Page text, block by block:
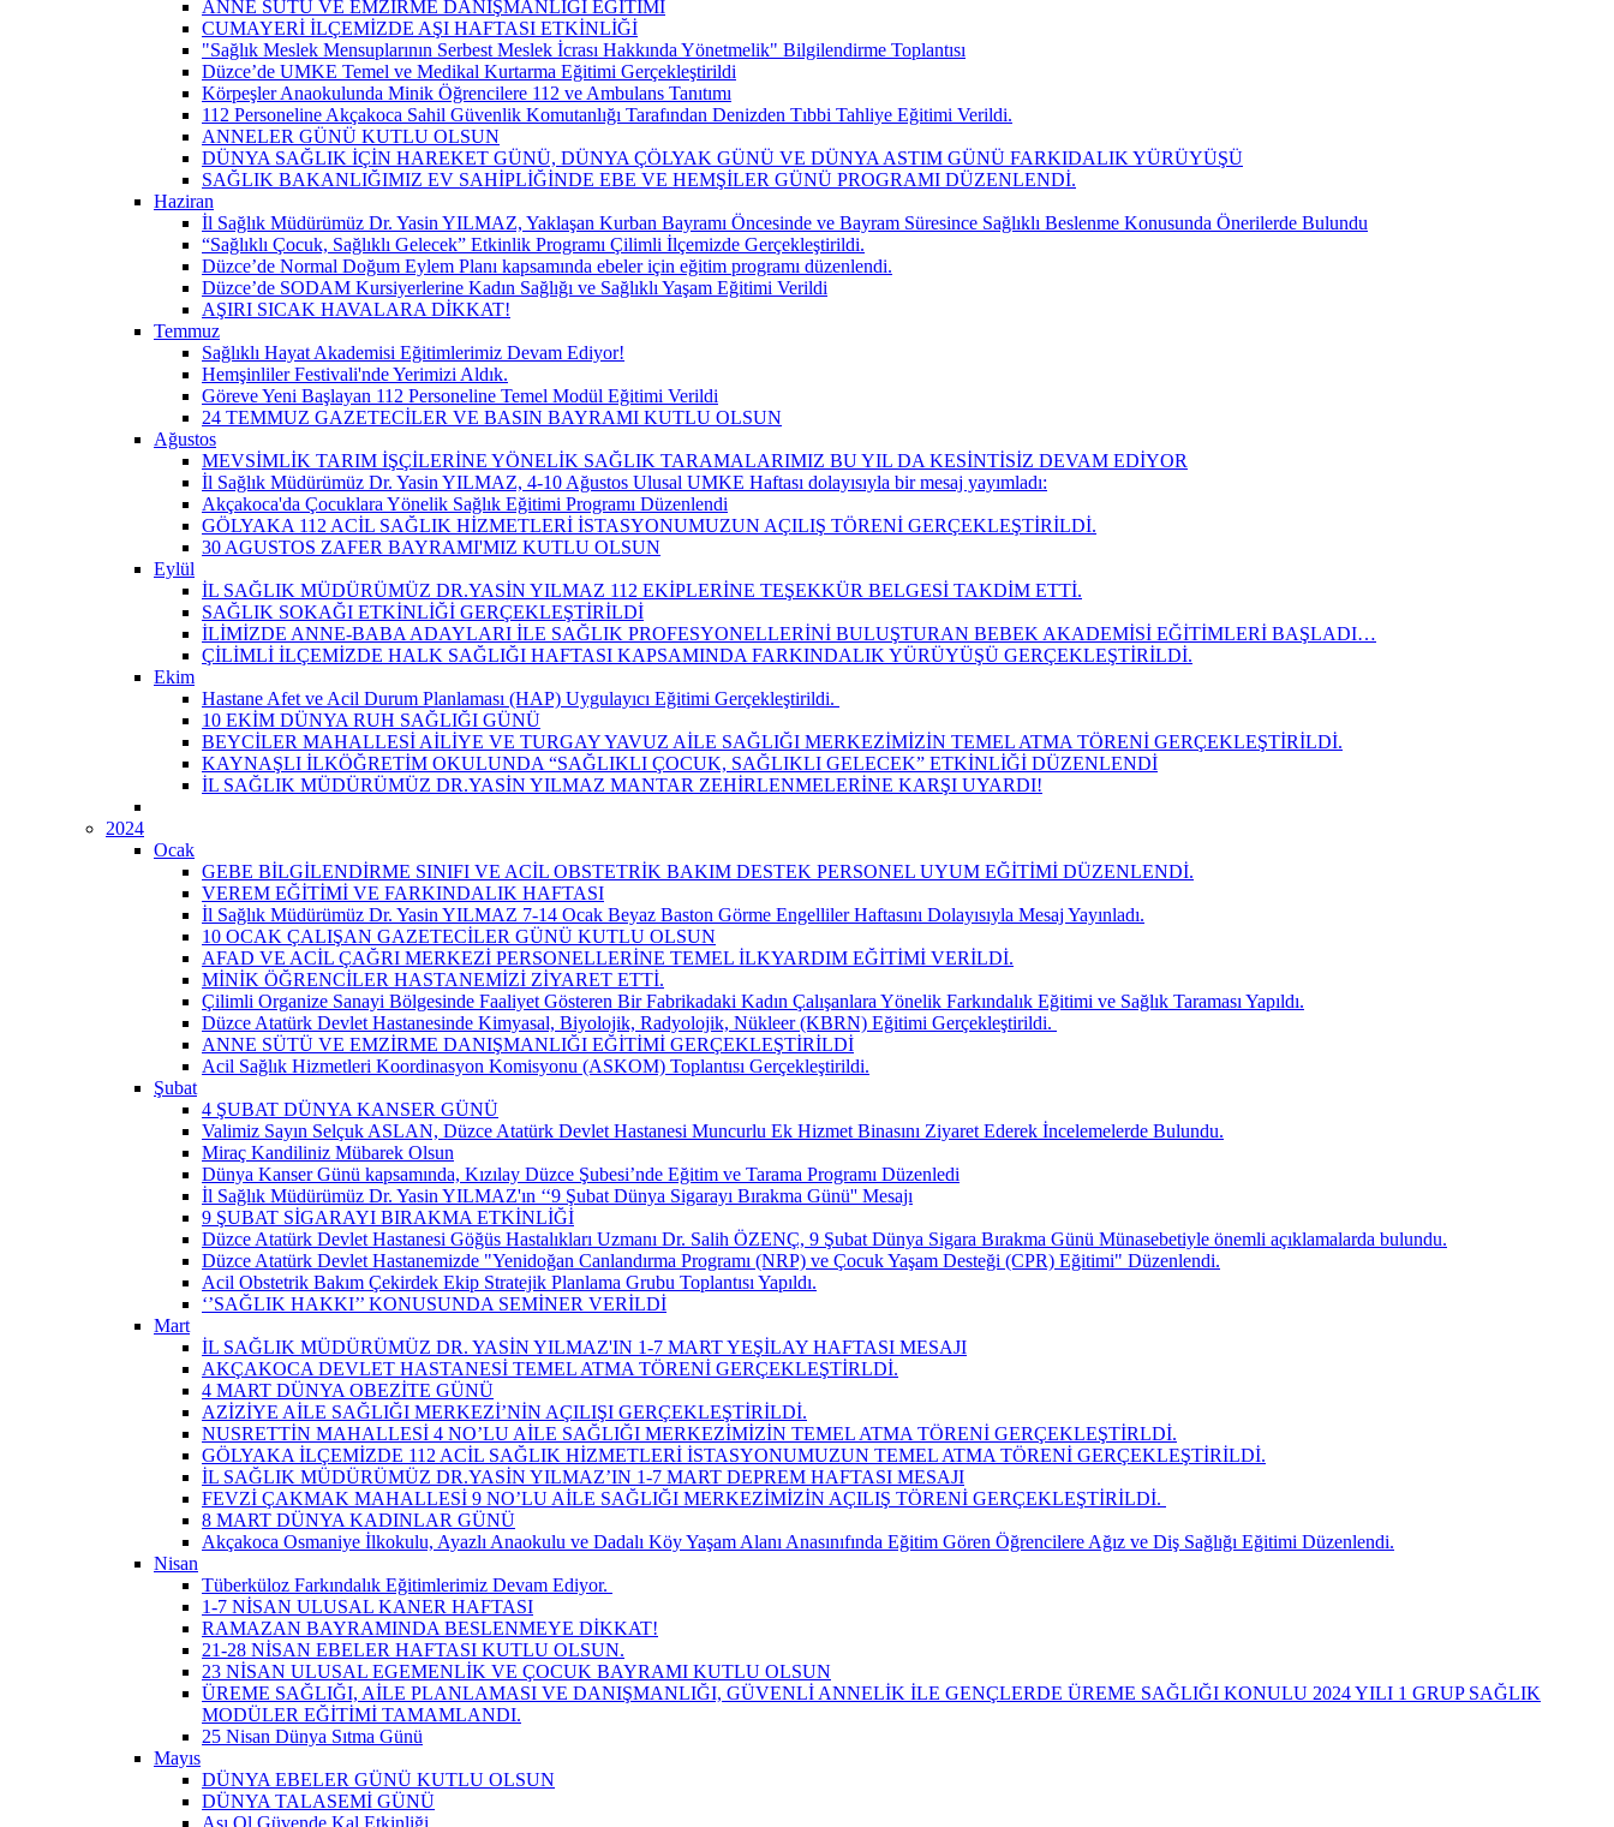
ANNE SÜTÜ VE EMZİRME DANIŞMANLIĞI EĞİTİMİ
CUMAYERİ İLÇEMİZDE AŞI HAFTASI ETKİNLİĞİ
"Sağlık Meslek Mensuplarının Serbest Meslek İcrası Hakkında Yönetmelik" Bilgilendirme Toplantısı
Düzce’de UMKE Temel ve Medikal Kurtarma Eğitimi Gerçekleştirildi
Körpeşler Anaokulunda Minik Öğrencilere 112 ve Ambulans Tanıtımı
112 Personeline Akçakoca Sahil Güvenlik Komutanlığı Tarafından Denizden Tıbbi Tahliye Eğitimi Verildi.
ANNELER GÜNÜ KUTLU OLSUN
DÜNYA SAĞLIK İÇİN HAREKET GÜNÜ, DÜNYA ÇÖLYAK GÜNÜ VE DÜNYA ASTIM GÜNÜ FARKIDALIK YÜRÜYÜŞÜ
SAĞLIK BAKANLIĞIMIZ EV SAHİPLİĞİNDE EBE VE HEMŞİLER GÜNÜ PROGRAMI DÜZENLENDİ.
Haziran
İl Sağlık Müdürümüz Dr. Yasin YILMAZ, Yaklaşan Kurban Bayramı Öncesinde ve Bayram Süresince Sağlıklı Beslenme Konusunda Önerilerde Bulundu
“Sağlıklı Çocuk, Sağlıklı Gelecek” Etkinlik Programı Çilimli İlçemizde Gerçekleştirildi.
Düzce’de Normal Doğum Eylem Planı kapsamında ebeler için eğitim programı düzenlendi.
Düzce’de SODAM Kursiyerlerine Kadın Sağlığı ve Sağlıklı Yaşam Eğitimi Verildi
AŞIRI SICAK HAVALARA DİKKAT!
Temmuz
Sağlıklı Hayat Akademisi Eğitimlerimiz Devam Ediyor!
Hemşinliler Festivali'nde Yerimizi Aldık.
Göreve Yeni Başlayan 112 Personeline Temel Modül Eğitimi Verildi
24 TEMMUZ GAZETECİLER VE BASIN BAYRAMI KUTLU OLSUN
Ağustos
MEVSİMLİK TARIM İŞÇİLERİNE YÖNELİK SAĞLIK TARAMALARIMIZ BU YIL DA KESİNTİSİZ DEVAM EDİYOR
İl Sağlık Müdürümüz Dr. Yasin YILMAZ, 4-10 Ağustos Ulusal UMKE Haftası dolayısıyla bir mesaj yayımladı:
Akçakoca'da Çocuklara Yönelik Sağlık Eğitimi Programı Düzenlendi
GÖLYAKA 112 ACİL SAĞLIK HİZMETLERİ İSTASYONUMUZUN AÇILIŞ TÖRENİ GERÇEKLEŞTİRİLDİ.
30 AGUSTOS ZAFER BAYRAMI'MIZ KUTLU OLSUN
Eylül
İL SAĞLIK MÜDÜRÜMÜZ DR.YASİN YILMAZ 112 EKİPLERİNE TEŞEKKÜR BELGESİ TAKDİM ETTİ.
SAĞLIK SOKAĞI ETKİNLİĞİ GERÇEKLEŞTİRİLDİ
İLİMİZDE ANNE-BABA ADAYLARI İLE SAĞLIK PROFESYONELLERİNİ BULUŞTURAN BEBEK AKADEMİSİ EĞİTİMLERİ BAŞLADI…
ÇİLİMLİ İLÇEMİZDE HALK SAĞLIĞI HAFTASI KAPSAMINDA FARKINDALIK YÜRÜYÜŞÜ GERÇEKLEŞTİRİLDİ.
Ekim
Hastane Afet ve Acil Durum Planlaması (HAP) Uygulayıcı Eğitimi Gerçekleştirildi. ​
10 EKİM DÜNYA RUH SAĞLIĞI GÜNÜ
BEYCİLER MAHALLESİ AİLİYE VE TURGAY YAVUZ AİLE SAĞLIĞI MERKEZİMİZİN TEMEL ATMA TÖRENİ GERÇEKLEŞTİRİLDİ.
KAYNAŞLI İLKÖĞRETİM OKULUNDA “SAĞLIKLI ÇOCUK, SAĞLIKLI GELECEK” ETKİNLİĞİ DÜZENLENDİ
İL SAĞLIK MÜDÜRÜMÜZ DR.YASİN YILMAZ MANTAR ZEHİRLENMELERİNE KARŞI UYARDI!
2024
Ocak
GEBE BİLGİLENDİRME SINIFI VE ACİL OBSTETRİK BAKIM DESTEK PERSONEL UYUM EĞİTİMİ DÜZENLENDİ.
VEREM EĞİTİMİ VE FARKINDALIK HAFTASI
İl Sağlık Müdürümüz Dr. Yasin YILMAZ 7-14 Ocak Beyaz Baston Görme Engelliler Haftasını Dolayısıyla Mesaj Yayınladı.
10 OCAK ÇALIŞAN GAZETECİLER GÜNÜ KUTLU OLSUN
AFAD VE ACİL ÇAĞRI MERKEZİ PERSONELLERİNE TEMEL İLKYARDIM EĞİTİMİ VERİLDİ.
MİNİK ÖĞRENCİLER HASTANEMİZİ ZİYARET ETTİ.
Çilimli Organize Sanayi Bölgesinde Faaliyet Gösteren Bir Fabrikadaki Kadın Çalışanlara Yönelik Farkındalık Eğitimi ve Sağlık Taraması Yapıldı.
Düzce Atatürk Devlet Hastanesinde Kimyasal, Biyolojik, Radyolojik, Nükleer (KBRN) Eğitimi Gerçekleştirildi. ​
ANNE SÜTÜ VE EMZİRME DANIŞMANLIĞI EĞİTİMİ GERÇEKLEŞTİRİLDİ
Acil Sağlık Hizmetleri Koordinasyon Komisyonu (ASKOM) Toplantısı Gerçekleştirildi.
Şubat
4 ŞUBAT DÜNYA KANSER GÜNÜ
Valimiz Sayın Selçuk ASLAN, Düzce Atatürk Devlet Hastanesi Muncurlu Ek Hizmet Binasını Ziyaret Ederek İncelemelerde Bulundu.
Miraç Kandiliniz Mübarek Olsun
Dünya Kanser Günü kapsamında, Kızılay Düzce Şubesi’nde Eğitim ve Tarama Programı Düzenledi
İl Sağlık Müdürümüz Dr. Yasin YILMAZ'ın ‘‘9 Şubat Dünya Sigarayı Bırakma Günü'' Mesajı
9 ŞUBAT SİGARAYI BIRAKMA ETKİNLİĞİ
Düzce Atatürk Devlet Hastanesi Göğüs Hastalıkları Uzmanı Dr. Salih ÖZENÇ, 9 Şubat Dünya Sigara Bırakma Günü Münasebetiyle önemli açıklamalarda bulundu.
Düzce Atatürk Devlet Hastanemizde "Yenidoğan Canlandırma Programı (NRP) ve Çocuk Yaşam Desteği (CPR) Eğitimi" Düzenlendi.
Acil Obstetrik Bakım Çekirdek Ekip Stratejik Planlama Grubu Toplantısı Yapıldı.
‘’SAĞLIK HAKKI’’ KONUSUNDA SEMİNER VERİLDİ
Mart
İL SAĞLIK MÜDÜRÜMÜZ DR. YASİN YILMAZ'IN 1-7 MART YEŞİLAY HAFTASI MESAJI
AKÇAKOCA DEVLET HASTANESİ TEMEL ATMA TÖRENİ GERÇEKLEŞTİRLDİ.
4 MART DÜNYA OBEZİTE GÜNÜ
AZİZİYE AİLE SAĞLIĞI MERKEZİ’NİN AÇILIŞI GERÇEKLEŞTİRİLDİ.
NUSRETTİN MAHALLESİ 4 NO’LU AİLE SAĞLIĞI MERKEZİMİZİN TEMEL ATMA TÖRENİ GERÇEKLEŞTİRLDİ.
GÖLYAKA İLÇEMİZDE 112 ACİL SAĞLIK HİZMETLERİ İSTASYONUMUZUN TEMEL ATMA TÖRENİ GERÇEKLEŞTİRİLDİ.
İL SAĞLIK MÜDÜRÜMÜZ DR.YASİN YILMAZ’IN 1-7 MART DEPREM HAFTASI MESAJI
FEVZİ ÇAKMAK MAHALLESİ 9 NO’LU AİLE SAĞLIĞI MERKEZİMİZİN AÇILIŞ TÖRENİ GERÇEKLEŞTİRİLDİ. ​
8 MART DÜNYA KADINLAR GÜNÜ
Akçakoca Osmaniye İlkokulu, Ayazlı Anaokulu ve Dadalı Köy Yaşam Alanı Anasınıfında Eğitim Gören Öğrencilere Ağız ve Diş Sağlığı Eğitimi Düzenlendi.
Nisan
Tüberküloz Farkındalık Eğitimlerimiz Devam Ediyor. ​
1-7 NİSAN ULUSAL KANER HAFTASI
RAMAZAN BAYRAMINDA BESLENMEYE DİKKAT!
21-28 NİSAN EBELER HAFTASI KUTLU OLSUN.
23 NİSAN ULUSAL EGEMENLİK VE ÇOCUK BAYRAMI KUTLU OLSUN
ÜREME SAĞLIĞI, AİLE PLANLAMASI VE DANIŞMANLIĞI, GÜVENLİ ANNELİK İLE GENÇLERDE ÜREME SAĞLIĞI KONULU 2024 YILI 1 GRUP SAĞLIK
MODÜLER EĞİTİMİ TAMAMLANDI.
25 Nisan Dünya Sıtma Günü
Mayıs
DÜNYA EBELER GÜNÜ KUTLU OLSUN
DÜNYA TALASEMİ GÜNÜ
Aşı Ol Güvende Kal Etkinliği ​